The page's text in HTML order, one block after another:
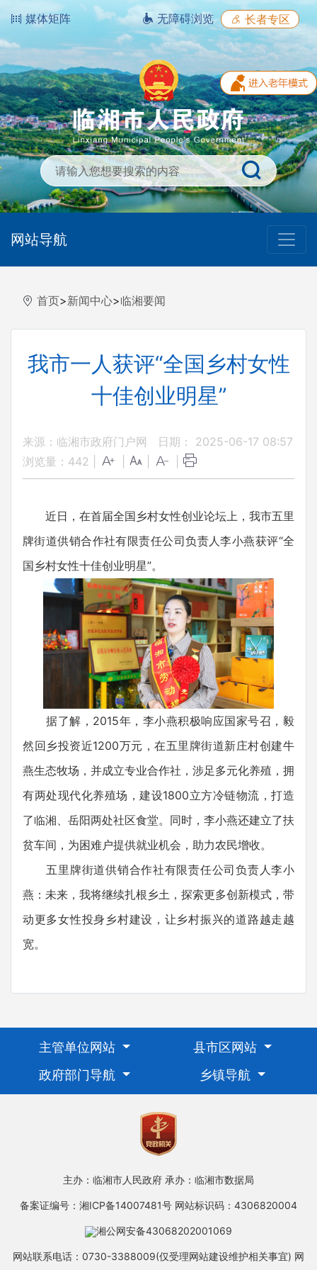
媒体矩阵 无障碍浏览 长者专区
网站导航
首页>新闻中心>临湘要闻
我市一人获评“全国乡村女性
十佳创业明星”
来源：临湘市政府门户网
日期： 2025-06-17 08:57
浏览量： 442
近日，在首届全国乡村女性创业论坛上，我市五里
牌街道供销合作社有限责任公司负责人李小燕获评“全
国乡村女性十佳创业明星”。
据了解，2015年，李小燕积极响应国家号召，毅
然回乡投资近1200万元，在五里牌街道新庄村创建牛
燕生态牧场，并成立专业合作社，涉足多元化养殖，拥
有两处现代化养殖场，建设1800立方冷链物流，打造
了临湘、岳阳两处社区食堂。同时，李小燕还建立了扶
贫车间，为困难户提供就业机会，助力农民增收。
五里牌街道供销合作社有限责任公司负责人李小
燕：未来，我将继续扎根乡土，探索更多创新模式，带
动更多女性投身乡村建设，让乡村振兴的道路越走越
宽。
主管单位网站
县市区网站
政府部门导航
乡镇导航
主办：临湘市人民政府 承办：临湘市数据局
备案证编号：湘ICP备14007481号 网站标识码：4306820004
湘公网安备43068202001069
网站联系电话：0730-3388009(仅受理网站建设维护相关事宜) 网